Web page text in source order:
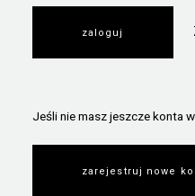
Jeśli nie masz jeszcze konta
zarejestruj nowe